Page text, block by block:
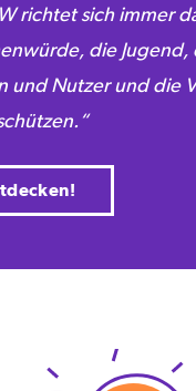
richtet sich immer
die Jugend,
und Nutzer und die